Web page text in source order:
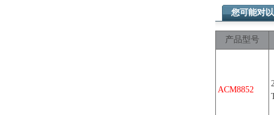
您可能对
产品型号
ACM8852